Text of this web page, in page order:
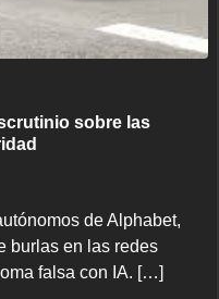
sobre las
de Alphabet,
burlas en las redes
falsa con IA. […]